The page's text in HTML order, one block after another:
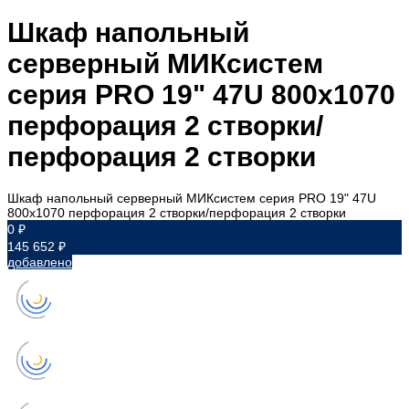
Шкаф напольный
серверный МИКсистем
серия PRO 19" 47U 800x1070
перфорация 2 створки/
перфорация 2 створки
Шкаф напольный серверный МИКсистем серия PRO 19" 47U
800x1070 перфорация 2 створки/перфорация 2 створки
0 ₽
145 652 ₽
добавлено